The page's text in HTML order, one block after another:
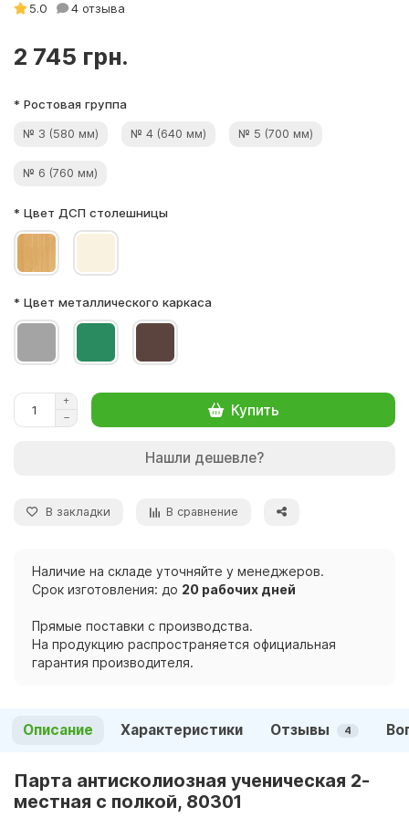
5.0 4 отзыва
2 745 грн.
* Ростовая группа
№ 3 (580 мм) № 4 (640 мм) № 5 (700 мм)
№ 6 (760 мм)
* Цвет ДСП столешницы
* Цвет металлического каркаса
Купить
Нашли дешевле?
В закладки В сравнение
Наличие на складе уточняйте у менеджеров.
Срок изготовления: до 20 рабочих дней
Прямые поставки с производства.
На продукцию распространяется официальная
гарантия производителя.
Описание Характеристики Отзывы 4
Парта антисколиозная ученическая 2-
местная с полкой, 80301